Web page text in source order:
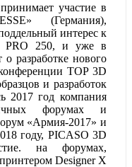
участие в
(Германия),
интерес к
PRO 250, и уже в
о разработке нового
TOP 3D
и разработок
2017 год компания
форумах и
«Армия-2017» и
году, PICASO 3D
на форумах,
Designer X